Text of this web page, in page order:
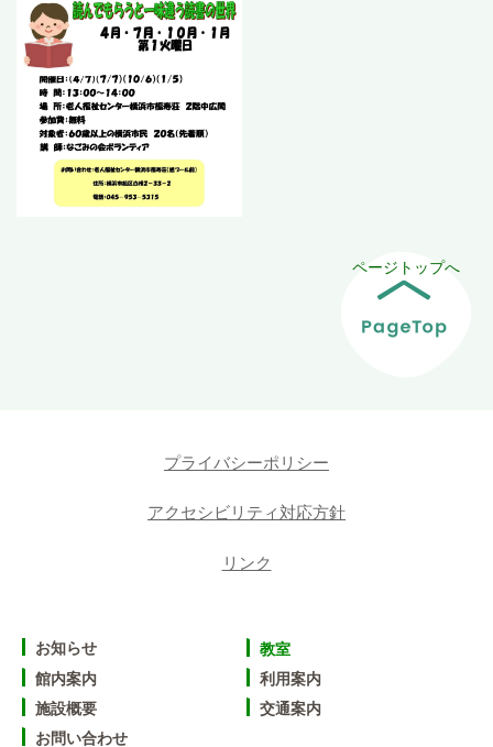
ページトップへ
プライバシーポリシー
アクセシビリティ対応方針
リンク
お知らせ
教室
館内案内
利用案内
施設概要
交通案内
お問い合わせ